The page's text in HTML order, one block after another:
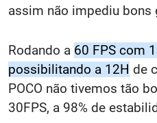
assim não impediu bons
Rodando a 60 FPS com
possibilitando a 12H de
POCO não tivemos tão
30FPS, a 98% de